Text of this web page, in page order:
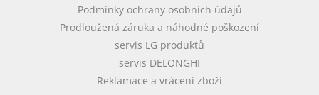
Podmínky ochrany osobních údajů
Prodloužená záruka a náhodné poškození
servis LG produktů
servis DELONGHI
Reklamace a vrácení zboží